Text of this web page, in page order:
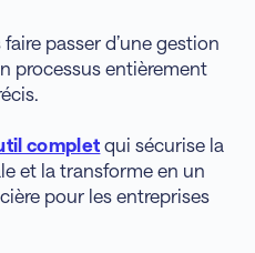
passer d’une gestion
processus entièrement
complet qui sécurise la
et la transforme en un
pour les entreprises